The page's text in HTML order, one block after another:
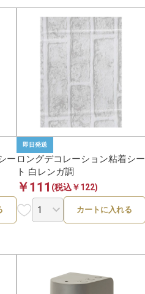
ー
即日発送
ロングデコレーション粘着シー
ト 白レンガ調
￥111 (税込￥122)
カートに入れる